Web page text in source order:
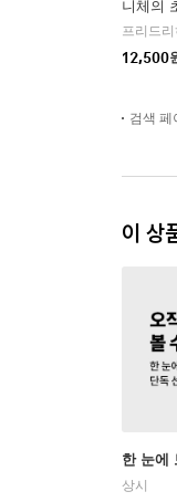
니체의
12,500
검색 페
이 상
한 눈에
상시